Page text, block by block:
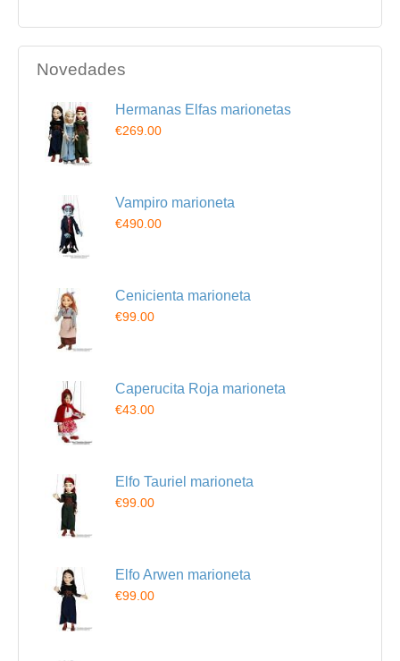
Novedades
Hermanas Elfas marionetas
€269.00
Vampiro marioneta
€490.00
Cenicienta marioneta
€99.00
Caperucita Roja marioneta
€43.00
Elfo Tauriel marioneta
€99.00
Elfo Arwen marioneta
€99.00